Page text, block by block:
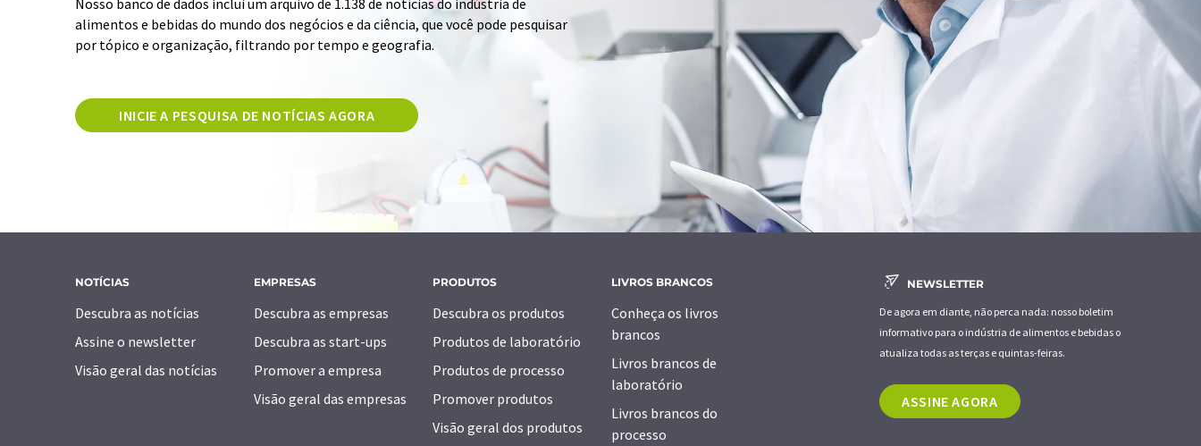
alimentos e bebidas do mundo dos negócios e da ciência, que você pode pesquisar
por tópico e organização, filtrando por tempo e geografia.
INICIE A PESQUISA DE NOTÍCIAS AGORA
NOTÍCIAS
Descubra as notícias
Assine o newsletter
Visão geral das notícias
EMPRESAS
Descubra as empresas
Descubra as start-ups
Promover a empresa
Visão geral das empresas
PRODUTOS
Descubra os produtos
Produtos de laboratório
Produtos de processo
Promover produtos
Visão geral dos produtos
LIVROS BRANCOS
Conheça os livros
brancos
Livros brancos de
laboratório
Livros brancos do
processo
NEWSLETTER
De agora em diante, não perca nada: nosso boletim
informativo para o indústria de alimentos e bebidas o
atualiza todas as terças e quintas-feiras.
ASSINE AGORA